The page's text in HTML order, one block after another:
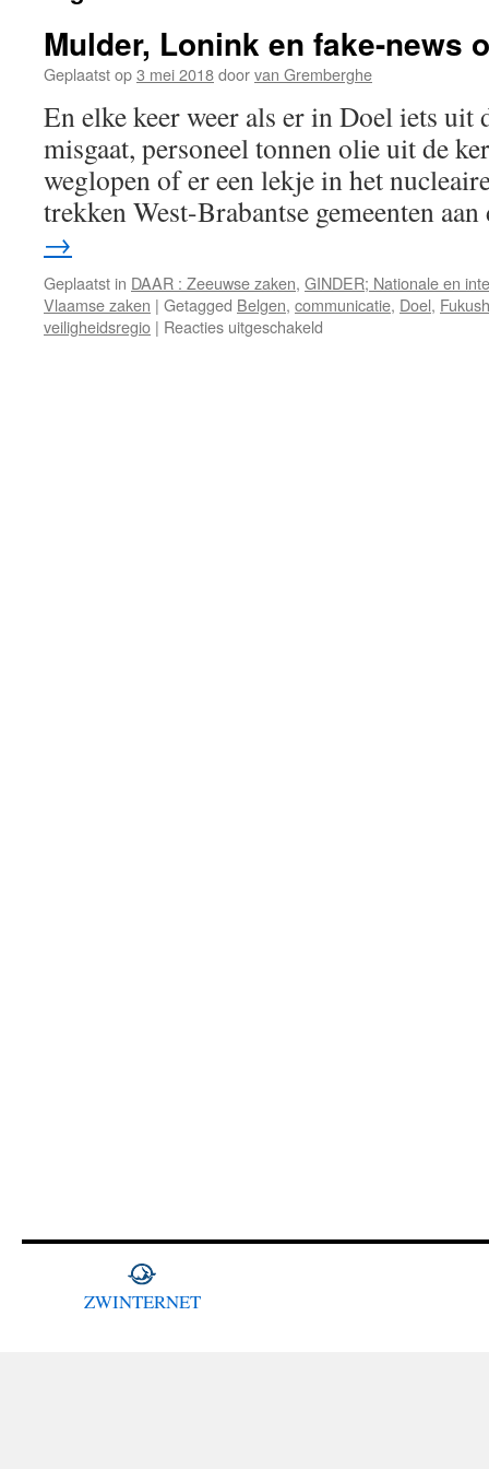
Mulder, Lonink en fake-news
Geplaatst op3 mei 2018doorvan Gremberghe
En elke keer weer als er in Doel iets uit
misgaat, personeel tonnen olie uit de
weglopen of er een lekje in het
trekken West-Brabantse gemeenten
→
Geplaatst in DAAR : Zeeuwse zaken, GINDER; Nationale en
Vlaamse zaken | Getagged Belgen, communicatie, Doel,
veiligheidsregio | Reacties uitgeschakeld
ZWINTERNET